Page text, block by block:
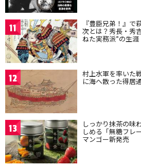
11 『豊臣兄弟！』で
次とは？秀長・秀
ねた実務派”の生涯
12 村上水軍を率いた
に海へ散った得居
13 しっかり抹茶の味
しめる「無糖フレ
マンゴー新発売